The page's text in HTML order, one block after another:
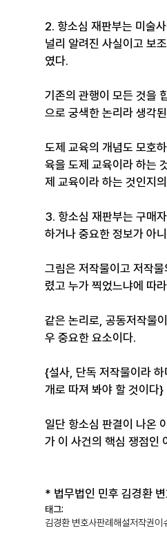
2. 항소심 재판부는 미술
널리 알려진 사실이고 보
였다.
기존의 관행이 모든 것을
으로 궁색한 논리라 생각
도제 교육의 개념도 모호
육을 도제 교육이라 하는
제 교육이라 하는 것인지
3. 항소심 재판부는 구매
하거나 중요한 정보가 아
그림은 저작물이고 저작
렸고 누가 찍었느냐에 따
같은 논리로, 공동저작물
우 중요한 요소이다.
{설사, 단독 저작물이라
개로 따져 봐야 할 것이다}
일단 항소심 판결이 나온
가 이 사건의 핵심 쟁점인
* 법무법인 민후 김경환
태그:
김경환 변호사판례해설저작권이